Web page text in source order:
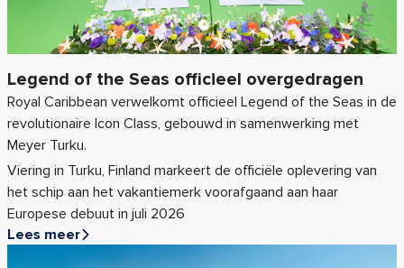
Legend of the Seas officieel overgedragen
Royal Caribbean verwelkomt officieel Legend of the Seas in de
revolutionaire Icon Class, gebouwd in samenwerking met
Meyer Turku.
Viering in Turku, Finland markeert de officiële oplevering van
het schip aan het vakantiemerk voorafgaand aan haar
Europese debuut in juli 2026
Lees meer